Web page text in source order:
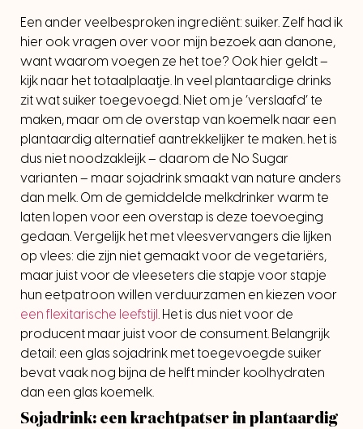
Een ander veelbesproken ingrediënt: suiker. Zelf had ik
hier ook vragen over voor mijn bezoek aan danone,
want waarom voegen ze het toe? Ook hier geldt –
kijk naar het totaalplaatje. In veel plantaardige drinks
zit wat suiker toegevoegd. Niet om je ‘verslaafd’ te
maken, maar om de overstap van koemelk naar een
plantaardig alternatief aantrekkelijker te maken. het is
dus niet noodzakleijk – daarom de No Sugar
varianten – maar sojadrink smaakt van nature anders
dan melk. Om de gemiddelde melkdrinker warm te
laten lopen voor een overstap is deze toevoeging
gedaan. Vergelijk het met vleesvervangers die lijken
op vlees: die zijn niet gemaakt voor de vegetariërs,
maar juist voor de vleeseters die stapje voor stapje
hun eetpatroon willen verduurzamen en kiezen voor
een flexitarische leefstijl . Het is dus niet voor de
producent maar juist voor de consument. Belangrijk
detail: een glas sojadrink met toegevoegde suiker
bevat vaak nog bijna de helft minder koolhydraten
dan een glas koemelk.
Sojadrink: een krachtpatser in plantaardig